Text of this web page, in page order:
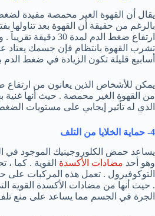
يقال أن القهوة الغير محمصة مفيدة
بالرغم من حقيقة أن القهوة بعد تناولها
ارتفاع ضغط الدم لمدة 30
تشرب القهوة بانتظام فإن جسمك يعتاد
أسابيع قليلة تكون الزيادة في ضغط الدم
يمكن للأشخاص الذين يعانون من ارتفاع
من القهوة الغير محمصة . حيث أنها غنية
الذي له تأثير إيجابي على مستويات
4- حماية الخلايا من التلف
يساعد حمض الكلوروجينيك الموجود في
وهو أحد مضادات الأكسدة القوية . كما ،
التوكوفيرول . تعمل هذه المركبات على
. حيث أنها من مضادات الأكسدة القوية
الجرة في الجسم مما يساعد على منع تلف